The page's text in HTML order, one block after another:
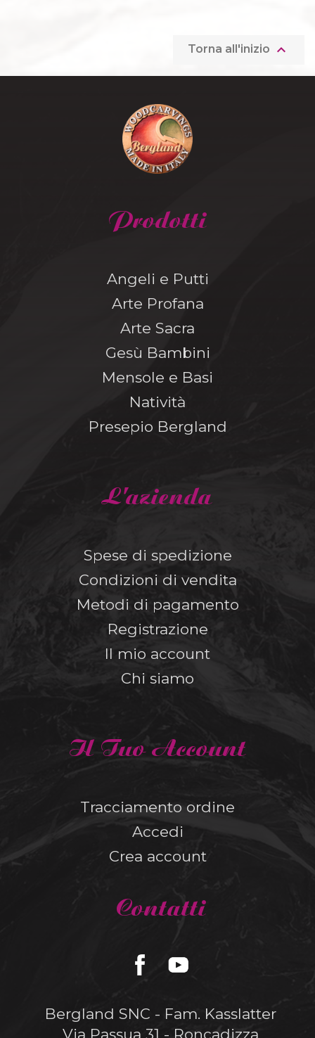
Torna all'inizio 
Prodotti
Angeli e Putti
Arte Profana
Arte Sacra
Gesù Bambini
Mensole e Basi
Natività
Presepio Bergland
L'azienda
Spese di spedizione
Condizioni di vendita
Metodi di pagamento
Registrazione
Il mio account
Chi siamo
Il Tuo Account
Tracciamento ordine
Accedi
Crea account
Contatti
Bergland SNC - Fam. Kasslatter
Via Passua 31 - Roncadizza